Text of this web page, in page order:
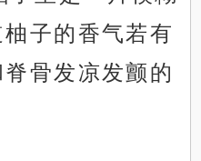
子的香气若有
骨发凉发颤的